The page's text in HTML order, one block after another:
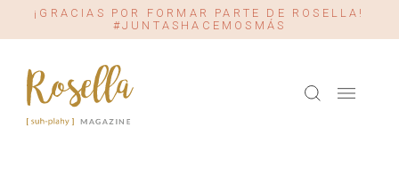
¡GRACIAS POR FORMAR PARTE DE ROSELLA!
#JUNTASHACEMOSMÁS